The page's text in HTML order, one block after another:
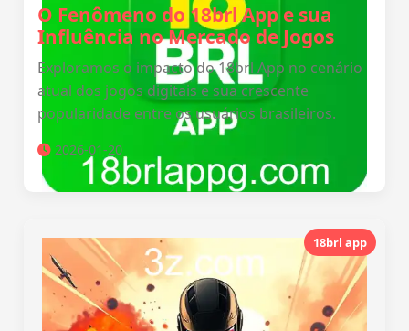
O Fenômeno do 18brl App e sua
Influência no Mercado de Jogos
Exploramos o impacto do 18brl App no cenário
atual dos jogos digitais e sua crescente
popularidade entre os usuários brasileiros.
2026-01-20
18brl app